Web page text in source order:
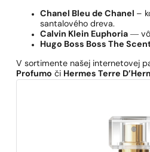
Chanel Bleu de Chanel –
santalového dreva.
Calvin Klein Euphoria ―
Hugo Boss Boss The
V sortimente našej internetovej
Profumo či Hermes Terre